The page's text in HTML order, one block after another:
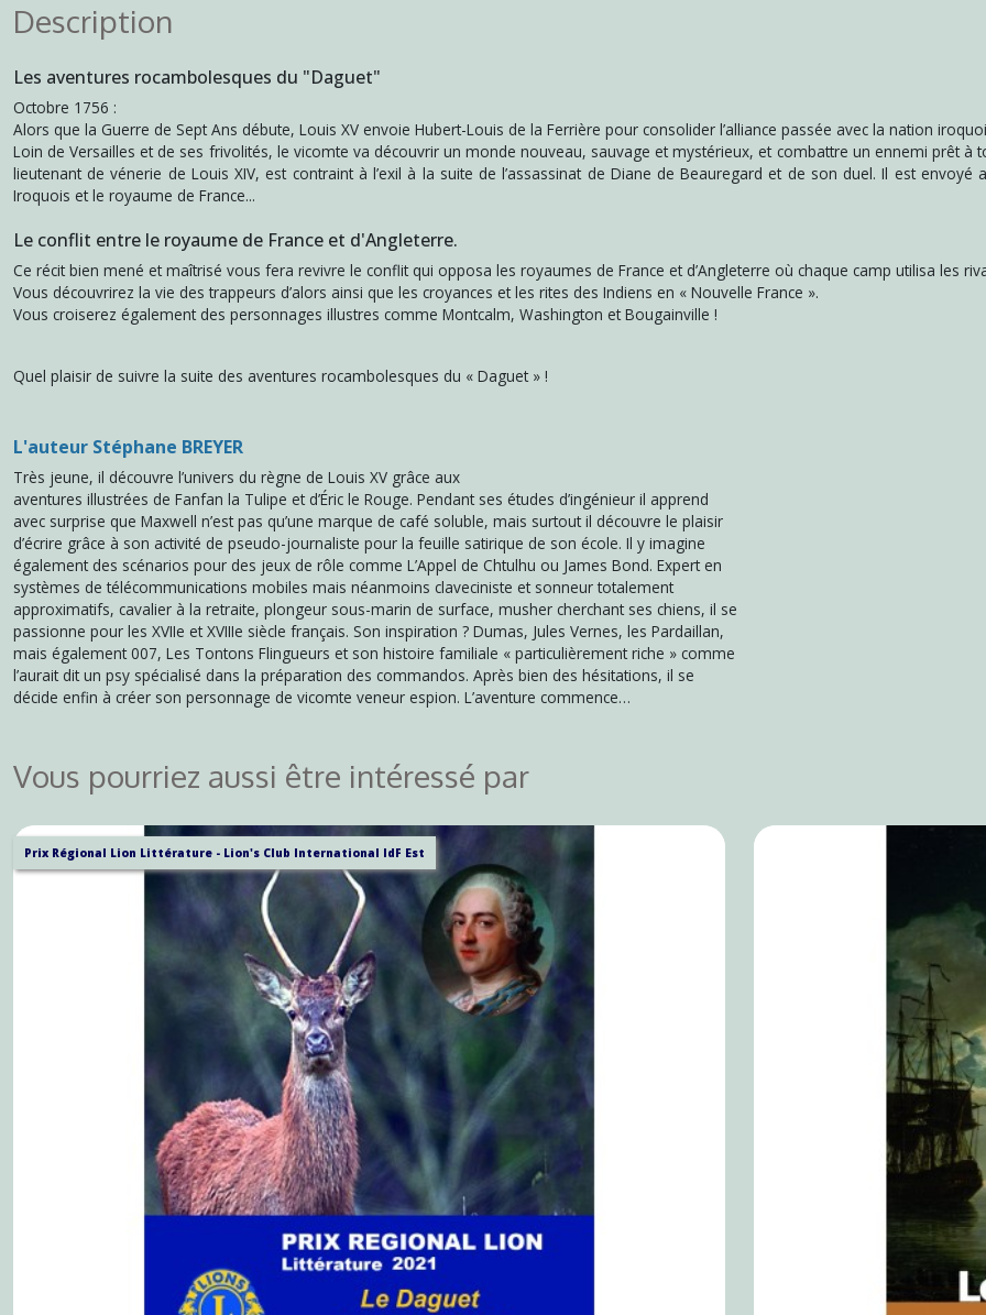
Description
Les aventures rocambolesques du "Daguet"
Octobre 1756 :
Alors que la Guerre de Sept Ans débute, Louis XV envoie Hubert-Louis de la Ferrière pour consolider l’alliance passée avec la nation
Loin de Versailles et de ses frivolités, le vicomte va découvrir un monde nouveau, sauvage et mystérieux, et combattre un ennemi prêt à
lieutenant de vénerie de Louis XIV, est contraint à l’exil à la suite de l’assassinat de Diane de Beauregard et de son duel. Il est
Iroquois et le royaume de France...
Le conflit entre le royaume de France et d'Angleterre.
Ce récit bien mené et maîtrisé vous fera revivre le conflit qui opposa les royaumes de France et d’Angleterre où chaque camp utilisa les
Vous découvrirez la vie des trappeurs d’alors ainsi que les croyances et les rites des Indiens en « Nouvelle France ».
Vous croiserez également des personnages illustres comme Montcalm, Washington et Bougainville !
Quel plaisir de suivre la suite des aventures rocambolesques du « Daguet » !
L'auteur Stéphane BREYER
Très jeune, il découvre l’univers du règne de Louis XV grâce aux
aventures illustrées de Fanfan la Tulipe et d’Éric le Rouge. Pendant ses études d’ingénieur il apprend
avec surprise que Maxwell n’est pas qu’une marque de café soluble, mais surtout il découvre le plaisir
d’écrire grâce à son activité de pseudo-journaliste pour la feuille satirique de son école. Il y imagine
également des scénarios pour des jeux de rôle comme L’Appel de Chtulhu ou James Bond. Expert en
systèmes de télécommunications mobiles mais néanmoins claveciniste et sonneur totalement
approximatifs, cavalier à la retraite, plongeur sous-marin de surface, musher cherchant ses chiens, il se
passionne pour les XVIIe et XVIIIe siècle français. Son inspiration ? Dumas, Jules Vernes, les Pardaillan,
mais également 007, Les Tontons Flingueurs et son histoire familiale « particulièrement riche » comme
l’aurait dit un psy spécialisé dans la préparation des commandos. Après bien des hésitations, il se
décide enfin à créer son personnage de vicomte veneur espion. L’aventure commence…
Vous pourriez aussi être intéressé par
Prix Régional Lion Littérature - Lion's Club International IdF Est